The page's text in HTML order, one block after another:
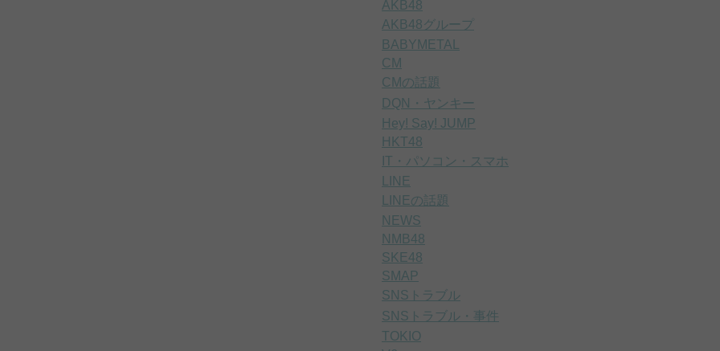
AKB48
AKB48グループ
BABYMETAL
CM
CMの話題
DQN・ヤンキー
Hey! Say! JUMP
HKT48
IT・パソコン・スマホ
LINE
LINEの話題
NEWS
NMB48
SKE48
SMAP
SNSトラブル
SNSトラブル・事件
TOKIO